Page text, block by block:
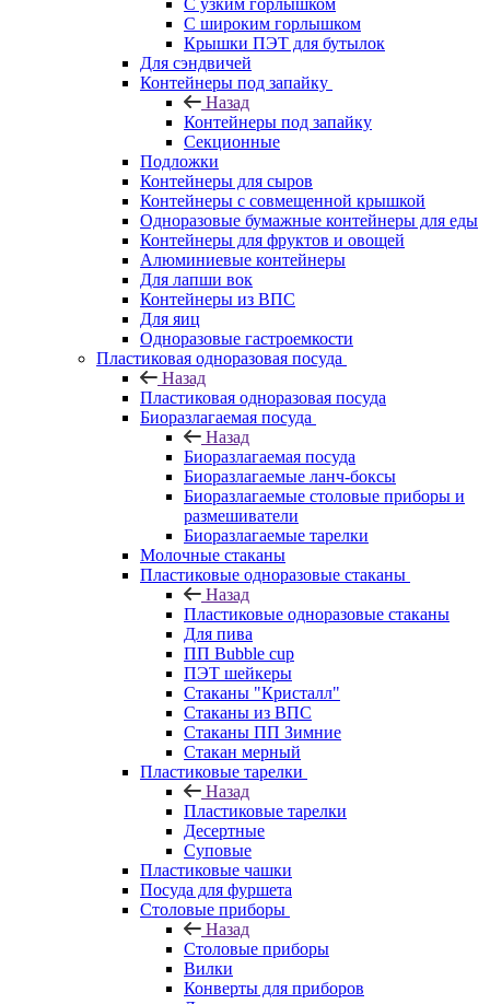
С узким горлышком
С широким горлышком
Крышки ПЭТ для бутылок
Для сэндвичей
Контейнеры под запайку
Назад
Контейнеры под запайку
Секционные
Подложки
Контейнеры для сыров
Контейнеры с совмещенной крышкой
Одноразовые бумажные контейнеры для еды
Контейнеры для фруктов и овощей
Алюминиевые контейнеры
Для лапши вок
Контейнеры из ВПС
Для яиц
Одноразовые гастроемкости
Пластиковая одноразовая посуда
Назад
Пластиковая одноразовая посуда
Биоразлагаемая посуда
Назад
Биоразлагаемая посуда
Биоразлагаемые ланч-боксы
Биоразлагаемые столовые приборы и
размешиватели
Биоразлагаемые тарелки
Молочные стаканы
Пластиковые одноразовые стаканы
Назад
Пластиковые одноразовые стаканы
Для пива
ПП Bubble cup
ПЭТ шейкеры
Стаканы "Кристалл"
Стаканы из ВПС
Стаканы ПП Зимние
Стакан мерный
Пластиковые тарелки
Назад
Пластиковые тарелки
Десертные
Суповые
Пластиковые чашки
Посуда для фуршета
Столовые приборы
Назад
Столовые приборы
Вилки
Конверты для приборов